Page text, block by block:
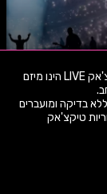
טיקצ'אק LIVE הינו מיזם
בדיקה ומועברים
טיקצ'אק
15.8.26 שבת
היכל התרבות
הצפון?